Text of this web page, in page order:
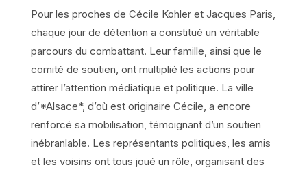
Pour les proches de Cécile Kohler et Jacques Paris,
chaque jour de détention a constitué un véritable
parcours du combattant. Leur famille, ainsi que le
comité de soutien, ont multiplié les actions pour
attirer l’attention médiatique et politique. La ville
d’*Alsace*, d’où est originaire Cécile, a encore
renforcé sa mobilisation, témoignant d’un soutien
inébranlable. Les représentants politiques, les amis
et les voisins ont tous joué un rôle, organisant des